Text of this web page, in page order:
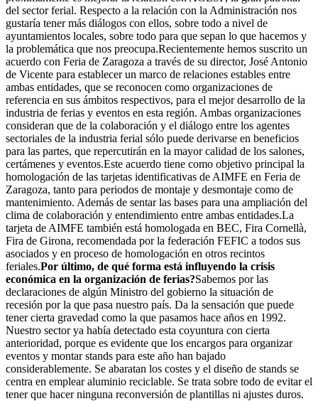
del sector ferial. Respecto a la relación con la Administración nos
gustaría tener más diálogos con ellos, sobre todo a nivel de
ayuntamientos locales, sobre todo para que sepan lo que hacemos y
la problemática que nos preocupa.Recientemente hemos suscrito un
acuerdo con Feria de Zaragoza a través de su director, José Antonio
de Vicente para establecer un marco de relaciones estables entre
ambas entidades, que se reconocen como organizaciones de
referencia en sus ámbitos respectivos, para el mejor desarrollo de la
industria de ferias y eventos en esta región. Ambas organizaciones
consideran que de la colaboración y el diálogo entre los agentes
sectoriales de la industria ferial sólo puede derivarse en beneficios
para las partes, que repercutirán en la mayor calidad de los salones,
certámenes y eventos.Este acuerdo tiene como objetivo principal la
homologación de las tarjetas identificativas de AIMFE en Feria de
Zaragoza, tanto para periodos de montaje y desmontaje como de
mantenimiento. Además de sentar las bases para una ampliación del
clima de colaboración y entendimiento entre ambas entidades.La
tarjeta de AIMFE también está homologada en BEC, Fira Cornellà,
Fira de Girona, recomendada por la federación FEFIC a todos sus
asociados y en proceso de homologación en otros recintos
feriales.Por último, de qué forma está influyendo la crisis
económica en la organización de ferias?Sabemos por las
declaraciones de algún Ministro del gobierno la situación de
recesión por la que pasa nuestro país. Da la sensación que puede
tener cierta gravedad como la que pasamos hace años en 1992.
Nuestro sector ya había detectado esta coyuntura con cierta
anterioridad, porque es evidente que los encargos para organizar
eventos y montar stands para este año han bajado
considerablemente. Se abaratan los costes y el diseño de stands se
centra en emplear aluminio reciclable. Se trata sobre todo de evitar el
tener que hacer ninguna reconversión de plantillas ni ajustes duros.